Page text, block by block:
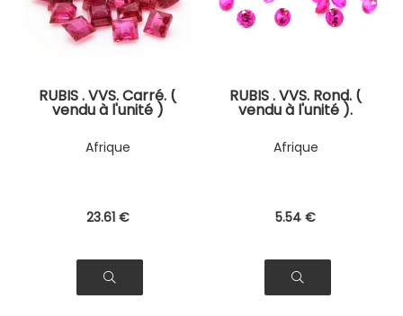
RUBIS . VVS. Carré. (
vendu à l'unité )
Afrique
23.61 €
RUBIS . VVS. Rond. (
vendu à l'unité ).
Afrique
5.54 €